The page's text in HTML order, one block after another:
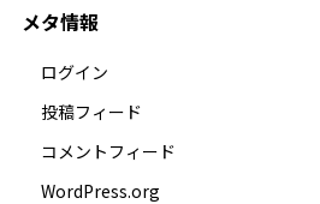
メタ情報
ログイン
投稿フィード
コメントフィード
WordPress.org